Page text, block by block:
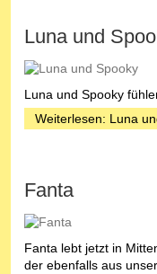
Luna und
Luna und Spooky
Weiterlesen: Luna
Fanta
Fanta lebt jetzt in
der ebenfalls aus